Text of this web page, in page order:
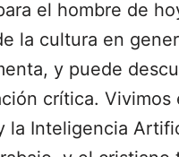
el hombre de
la cultura en
y puede
crítica. Vivimos
la Inteligencia